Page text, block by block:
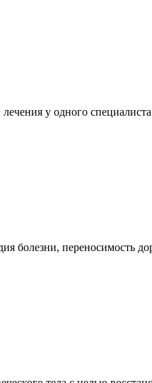
у одного
болезни, переносимость